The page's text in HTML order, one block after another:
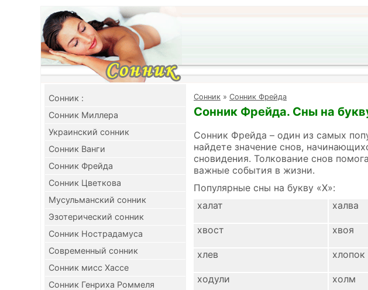
Cонник :
Сонник Миллера
Украинский сонник
Сонник Ванги
Сонник Фрейда
Сонник Цветкова
Мусульманский сонник
Эзотерический сонник
Сонник Нострадамуса
Современный сонник
Сонник мисс Хассе
Сонник Генриха Роммеля
Cонник » Сонник Фрейда
Сонник Фрейда. Сны на
Сонник Фрейда – один из самых
найдете значение снов,
сновидения. Толкование снов
важные события в жизни.
Популярные сны на букву «Х»:
халат
халва
хвост хвоя
хлев хлопок
ходули холм